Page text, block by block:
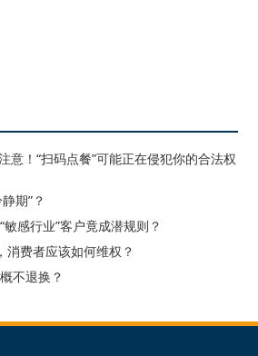
意！“扫码点餐”可能正在侵犯你的合法权
期”？
感行业”客户竟成潜规则？
消费者应该如何维权？
不退换？